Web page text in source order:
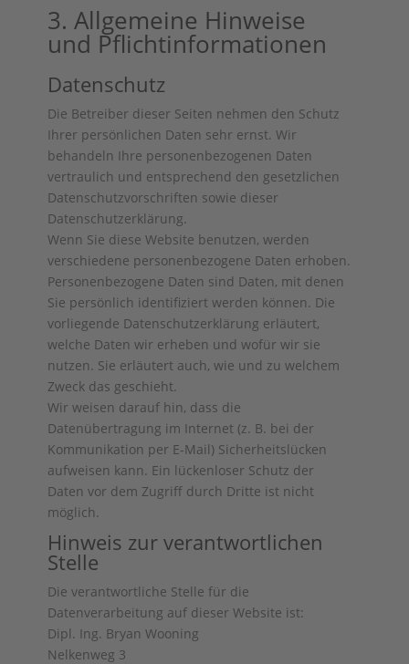
3. Allgemeine Hinweise
und Pflicht­informationen
Datenschutz
Die Betreiber dieser Seiten nehmen den Schutz
Ihrer persönlichen Daten sehr ernst. Wir
behandeln Ihre personenbezogenen Daten
vertraulich und entsprechend den gesetzlichen
Datenschutzvorschriften sowie dieser
Datenschutzerklärung.
Wenn Sie diese Website benutzen, werden
verschiedene personenbezogene Daten erhoben.
Personenbezogene Daten sind Daten, mit denen
Sie persönlich identifiziert werden können. Die
vorliegende Datenschutzerklärung erläutert,
welche Daten wir erheben und wofür wir sie
nutzen. Sie erläutert auch, wie und zu welchem
Zweck das geschieht.
Wir weisen darauf hin, dass die
Datenübertragung im Internet (z. B. bei der
Kommunikation per E-Mail) Sicherheitslücken
aufweisen kann. Ein lückenloser Schutz der
Daten vor dem Zugriff durch Dritte ist nicht
möglich.
Hinweis zur verantwortlichen
Stelle
Die verantwortliche Stelle für die
Datenverarbeitung auf dieser Website ist:
Dipl. Ing. Bryan Wooning
Nelkenweg 3